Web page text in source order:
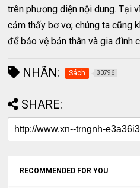
trên phương diện nội dung. Tại
cảm thấy bơ vơ, chúng ta cũng
để bảo vệ bản thân và gia đình
NHÃN: Sách 30796
SHARE:
RECOMMENDED FOR YOU